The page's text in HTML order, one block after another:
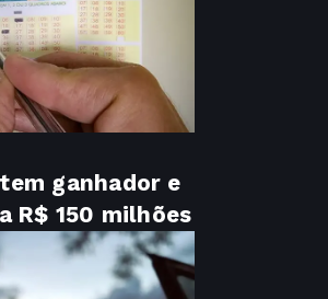
ganhador e
R$ 150 milhões